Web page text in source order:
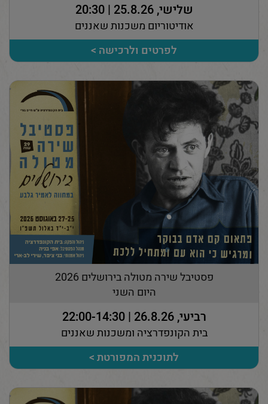
שלישי, 25.8.26 | 20:30
אודיטוריום משכנות שאננים
לפרטים ולרכישה >
פסטיבל שירה מטולה בירושלים 2026
היום השני
רביעי, 26.8.26 | 22:00-14:30
בית הקונפדרציה ומשכנות שאננים
לתוכנית המפורטת >